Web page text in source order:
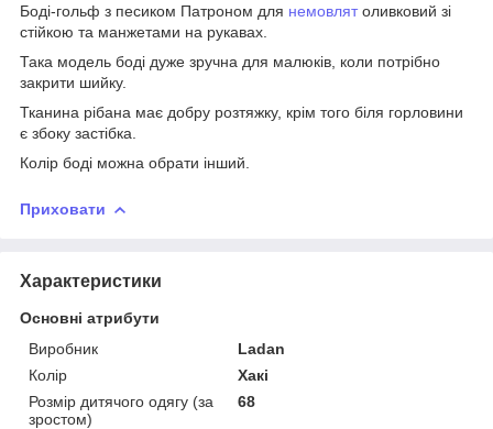
Боді-гольф з песиком Патроном для немовлятоливковий зі
стійкою та манжетами на рукавах.
Така модель боді дуже зручна для малюків, коли потрібно
закрити шийку.
Тканина рібана має добру розтяжку, крім того біля горловини
є збоку застібка.
Колір боді можна обрати інший.
Приховати
Характеристики
Основні атрибути
Виробник
Ladan
Колір
Хакі
Розмір дитячого одягу (за
зростом)
68